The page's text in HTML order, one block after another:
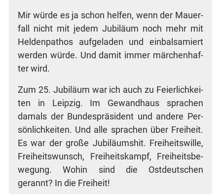
Mir wür­de es ja schon hel­fen, wenn der Mau­er­
fall nicht mit jedem Jubi­lä­um noch mehr mit
Hel­den­pa­thos auf­ge­la­den und ein­bal­sa­miert
wer­den wür­de. Und damit immer mär­chen­haf­
ter wird.
Zum 25. Jubi­lä­um war ich auch zu Fei­er­lich­kei­
ten in Leip­zig. Im Gewand­haus spra­chen
damals der Bun­des­prä­si­dent und ande­re Per­
sön­lich­kei­ten. Und alle spra­chen über Frei­heit.
Es war der gro­ße Jubi­lä­ums­hit. Frei­heits­wil­le,
Frei­heits­wunsch, Frei­heits­kampf, Frei­heits­be­
we­gung. Wohin sind die Ost­deut­schen
gerannt? In die Freiheit!